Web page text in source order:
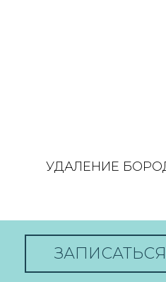
УДАЛЕНИЕ